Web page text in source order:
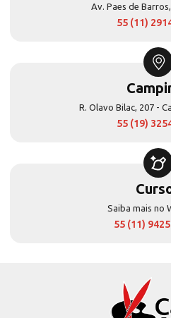
Av. Paes de
55 (11)
R. Olavo Bilac, 207 -
55 (19)
Saiba mais no
55 (11)